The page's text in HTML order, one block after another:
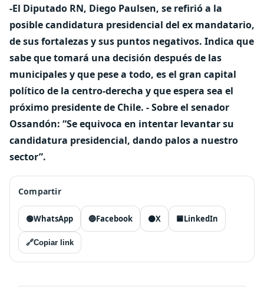
-El Diputado RN, Diego Paulsen, se refirió a la
posible candidatura presidencial del ex mandatario,
de sus fortalezas y sus puntos negativos. Indica que
sabe que tomará una decisión después de las
municipales y que pese a todo, es el gran capital
político de la centro-derecha y que espera sea el
próximo presidente de Chile. - Sobre el senador
Ossandón: “Se equivoca en intentar levantar su
candidatura presidencial, dando palos a nuestro
sector”.
Compartir
🟢WhatsApp 🔵Facebook ⚫X 🟦LinkedIn
🔗Copiar link